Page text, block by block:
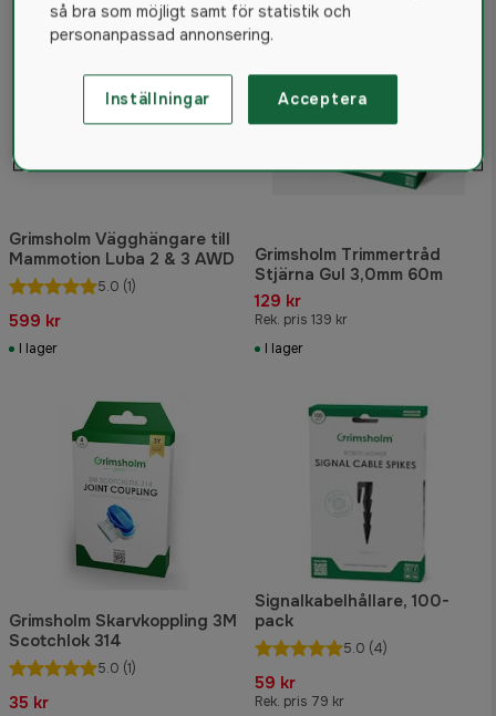
Grimsholm Vägghängare till
Mammotion Luba 2 & 3 AWD
5.0 (1)
599 kr
I lager
Grimsholm Trimmertråd
Stjärna Gul 3,0mm 60m
129 kr
Rek. pris 139 kr
I lager
Grimsholm Skarvkoppling 3M
Scotchlok 314
5.0 (1)
35 kr
Signalkabelhållare, 100-
pack
5.0 (4)
59 kr
Rek. pris 79 kr
så bra som möjligt samt för statistik och
personanpassad annonsering.
Inställningar Acceptera